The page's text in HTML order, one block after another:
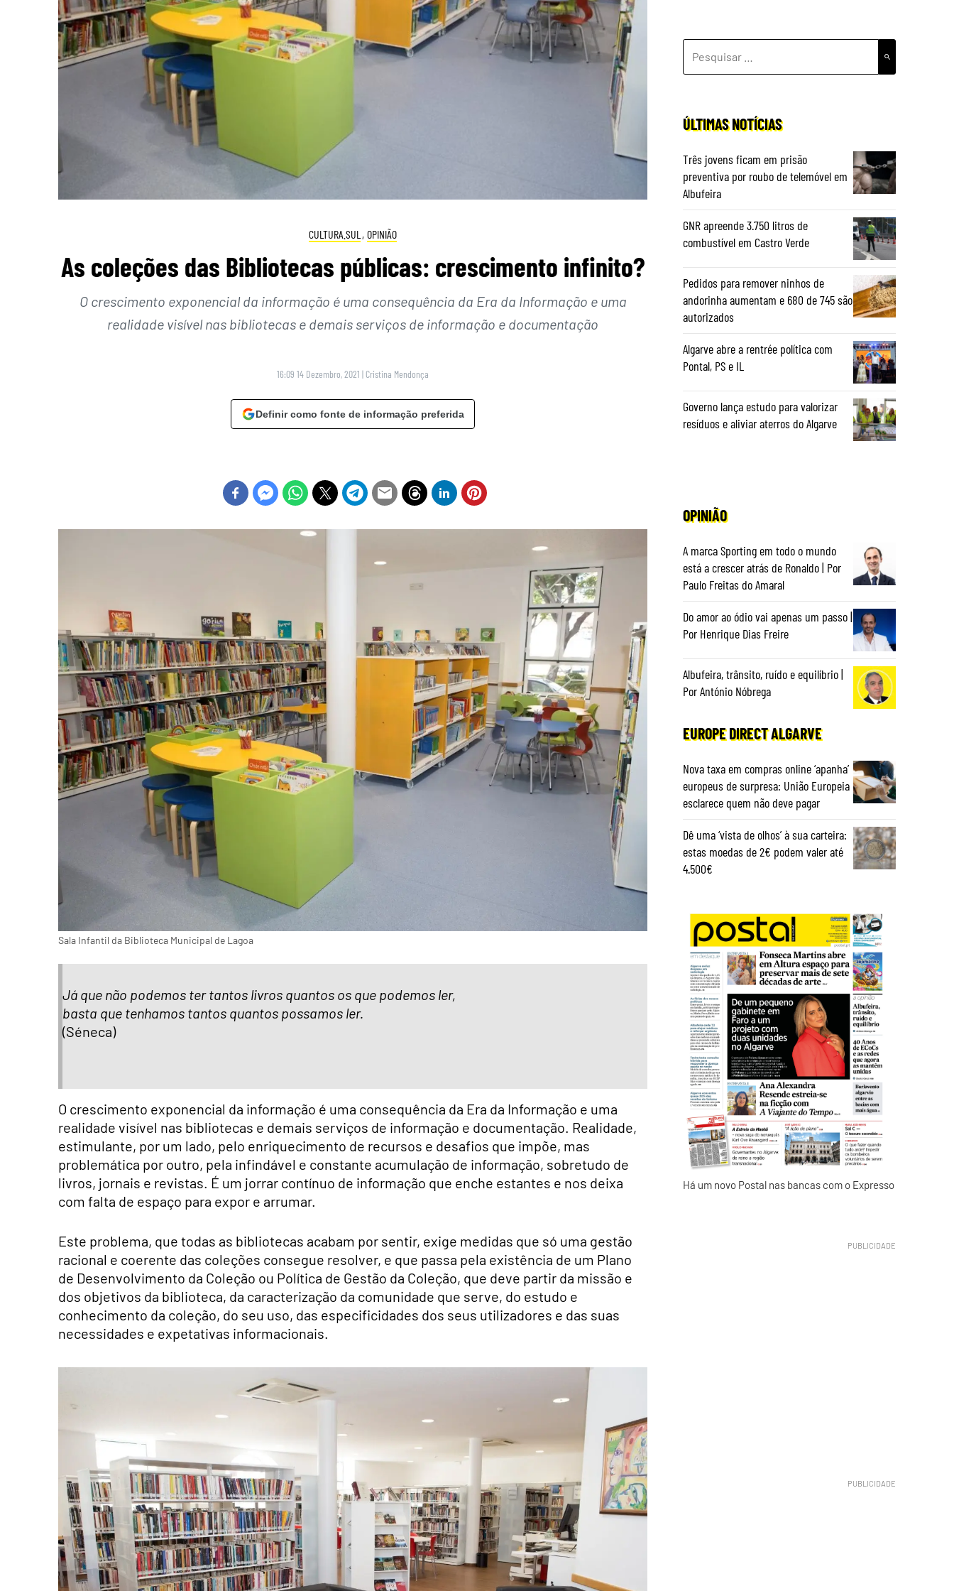
CULTURA.SUL , OPINIÃO
As coleções das Bibliotecas públicas: crescimento infinito?
O crescimento exponencial da informação é uma consequência da Era da Informação e uma
realidade visível nas bibliotecas e demais serviços de informação e documentação
16:09 14 Dezembro, 2021 | Cristina Mendonça
Definir como fonte de informação preferida
Sala Infantil da Biblioteca Municipal de Lagoa
Já que não podemos ter tantos livros quantos os que podemos ler,
basta que tenhamos tantos quantos possamos ler.
(Séneca)
O crescimento exponencial da informação é uma consequência da Era da Informação e uma
realidade visível nas bibliotecas e demais serviços de informação e documentação. Realidade,
estimulante, por um lado, pelo enriquecimento de recursos e desafios que impõe, mas
problemática por outro, pela infindável e constante acumulação de informação, sobretudo de
livros, jornais e revistas. É um jorrar contínuo de informação que enche estantes e nos deixa
com falta de espaço para expor e arrumar.
Este problema, que todas as bibliotecas acabam por sentir, exige medidas que só uma gestão
racional e coerente das coleções consegue resolver, e que passa pela existência de um Plano
de Desenvolvimento da Coleção ou Política de Gestão da Coleção, que deve partir da missão e
dos objetivos da biblioteca, da caracterização da comunidade que serve, do estudo e
conhecimento da coleção, do seu uso, das especificidades dos seus utilizadores e das suas
necessidades e expetativas informacionais.
POR:
ÚLTIMAS NOTÍCIAS
Três jovens ficam em prisão
preventiva por roubo de telemóvel em
Albufeira
GNR apreende 3.750 litros de
combustível em Castro Verde
Pedidos para remover ninhos de
andorinha aumentam e 680 de 745 são
autorizados
Algarve abre a rentrée política com
Pontal, PS e IL
Governo lança estudo para valorizar
resíduos e aliviar aterros do Algarve
OPINIÃO
A marca Sporting em todo o mundo
está a crescer atrás de Ronaldo | Por
Paulo Freitas do Amaral
Do amor ao ódio vai apenas um passo |
Por Henrique Dias Freire
Albufeira, trânsito, ruído e equilíbrio |
Por António Nóbrega
EUROPE DIRECT ALGARVE
Nova taxa em compras online ‘apanha’
europeus de surpresa: União Europeia
esclarece quem não deve pagar
Dê uma ‘vista de olhos’ à sua carteira:
estas moedas de 2€ podem valer até
4.500€
Há um novo Postal nas bancas com o Expresso